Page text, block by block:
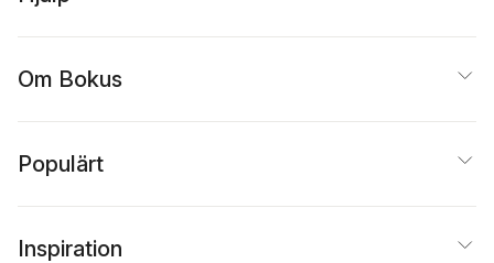
Om Bokus
Populärt
Inspiration